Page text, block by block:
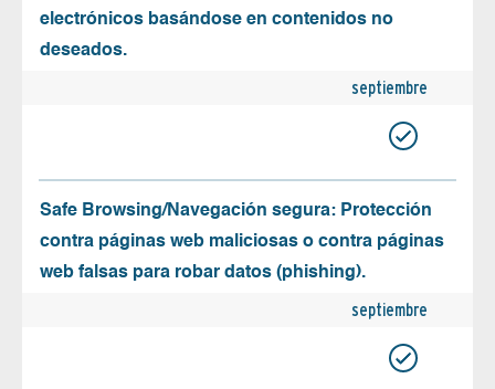
electrónicos basándose en contenidos no
deseados.
septiembre
Safe Browsing/Navegación segura: Protección
contra páginas web maliciosas o contra páginas
web falsas para robar datos (phishing).
septiembre